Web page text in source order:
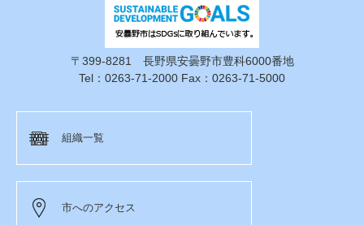
〒399-8281 長野県安曇野市豊科6000番地
Tel：0263-71-2000 Fax：0263-71-5000
組織一覧
市へのアクセス